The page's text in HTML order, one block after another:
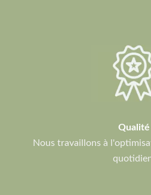
Qualité
Nous travaillons à